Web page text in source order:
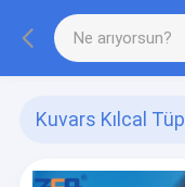
Kuvars Kılcal Tüp